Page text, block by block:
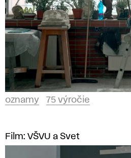
oznamy 75 výročie
Film: VŠVU a Svet